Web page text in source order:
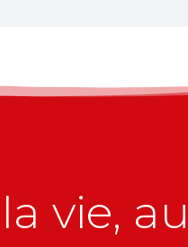
vie,